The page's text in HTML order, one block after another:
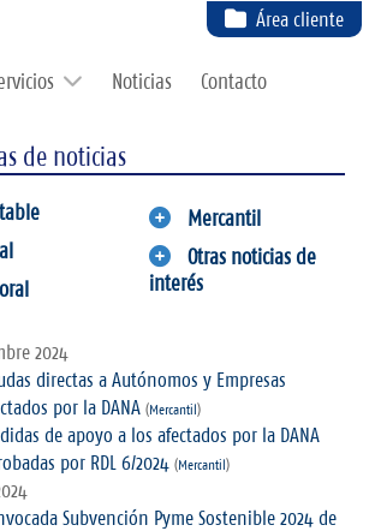
Área cliente
Noticias Contacto
de noticias
Mercantil
Otras noticias de
interés
2024
directas a Autónomos y Empresas
por la DANA (Mercantil)
de apoyo a los afectados por la DANA
por RDL 6/2024 (Mercantil)
Subvención Pyme Sostenible 2024 de